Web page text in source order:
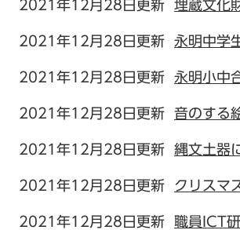
2021年12月28日更新 埋蔵文化
2021年12月28日更新 永明中学
2021年12月28日更新 永明小中
2021年12月28日更新 音のする
2021年12月28日更新 縄文土器
2021年12月28日更新 クリスマ
2021年12月28日更新 職員ICT